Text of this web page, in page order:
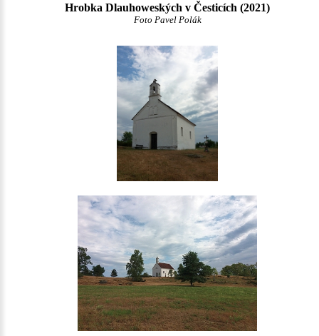
Hrobka Dlauhoweských v Česticích (2021)
Foto Pavel Polák